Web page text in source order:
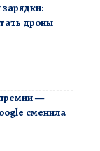
дроны
—
сменила